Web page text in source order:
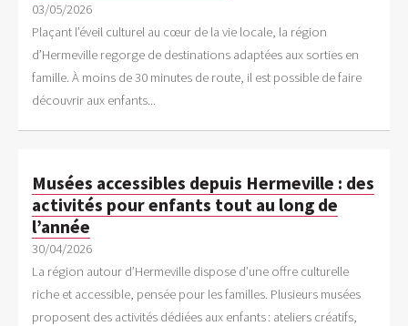
03/05/2026
Plaçant l’éveil culturel au cœur de la vie locale, la région
d’Hermeville regorge de destinations adaptées aux sorties en
famille. À moins de 30 minutes de route, il est possible de faire
découvrir aux enfants...
Musées accessibles depuis Hermeville : des
activités pour enfants tout au long de
l’année
30/04/2026
La région autour d’Hermeville dispose d’une offre culturelle
riche et accessible, pensée pour les familles. Plusieurs musées
proposent des activités dédiées aux enfants : ateliers créatifs,